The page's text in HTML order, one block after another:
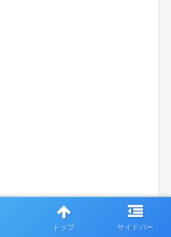
トップ サイドバー